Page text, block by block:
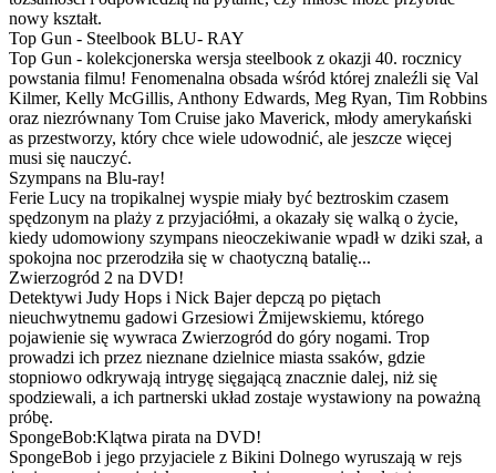
nowy kształt.
Top Gun - Steelbook BLU- RAY
Top Gun - kolekcjonerska wersja steelbook z okazji 40. rocznicy
powstania filmu! Fenomenalna obsada wśród której znaleźli się Val
Kilmer, Kelly McGillis, Anthony Edwards, Meg Ryan, Tim Robbins
oraz niezrównany Tom Cruise jako Maverick, młody amerykański
as przestworzy, który chce wiele udowodnić, ale jeszcze więcej
musi się nauczyć.
Szympans na Blu-ray!
Ferie Lucy na tropikalnej wyspie miały być beztroskim czasem
spędzonym na plaży z przyjaciółmi, a okazały się walką o życie,
kiedy udomowiony szympans nieoczekiwanie wpadł w dziki szał, a
spokojna noc przerodziła się w chaotyczną batalię...
Zwierzogród 2 na DVD!
Detektywi Judy Hops i Nick Bajer depczą po piętach
nieuchwytnemu gadowi Grzesiowi Żmijewskiemu, którego
pojawienie się wywraca Zwierzogród do góry nogami. Trop
prowadzi ich przez nieznane dzielnice miasta ssaków, gdzie
stopniowo odkrywają intrygę sięgającą znacznie dalej, niż się
spodziewali, a ich partnerski układ zostaje wystawiony na poważną
próbę.
SpongeBob:Klątwa pirata na DVD!
SpongeBob i jego przyjaciele z Bikini Dolnego wyruszają w rejs